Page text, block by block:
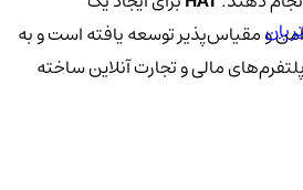
و مقیاس‌پذیر توسعه یافته است و به
مالی و تجارت آنلاین ساخته